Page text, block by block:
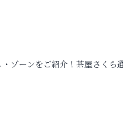
ゾーンをご紹介！茶屋さくら